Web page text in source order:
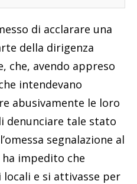
di acclarare una
della dirigenza
che, avendo appreso
intendevano
abusivamente le loro
denunciare tale stato
segnalazione al
impedito che
e si attivasse per